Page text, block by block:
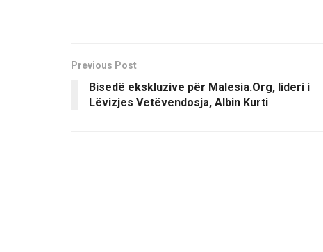
Previous Post
Bisedë ekskluzive për Malesia.Org, lideri i
Lëvizjes Vetëvendosja, Albin Kurti